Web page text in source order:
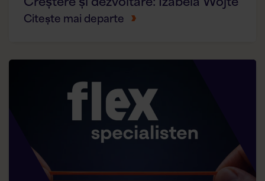
Citește mai departe